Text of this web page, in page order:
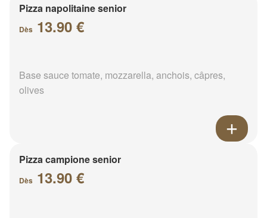
Pizza napolitaine senior
Dès 13.90 €
Base sauce tomate, mozzarella, anchois, câpres,
olives
Pizza campione senior
Dès 13.90 €